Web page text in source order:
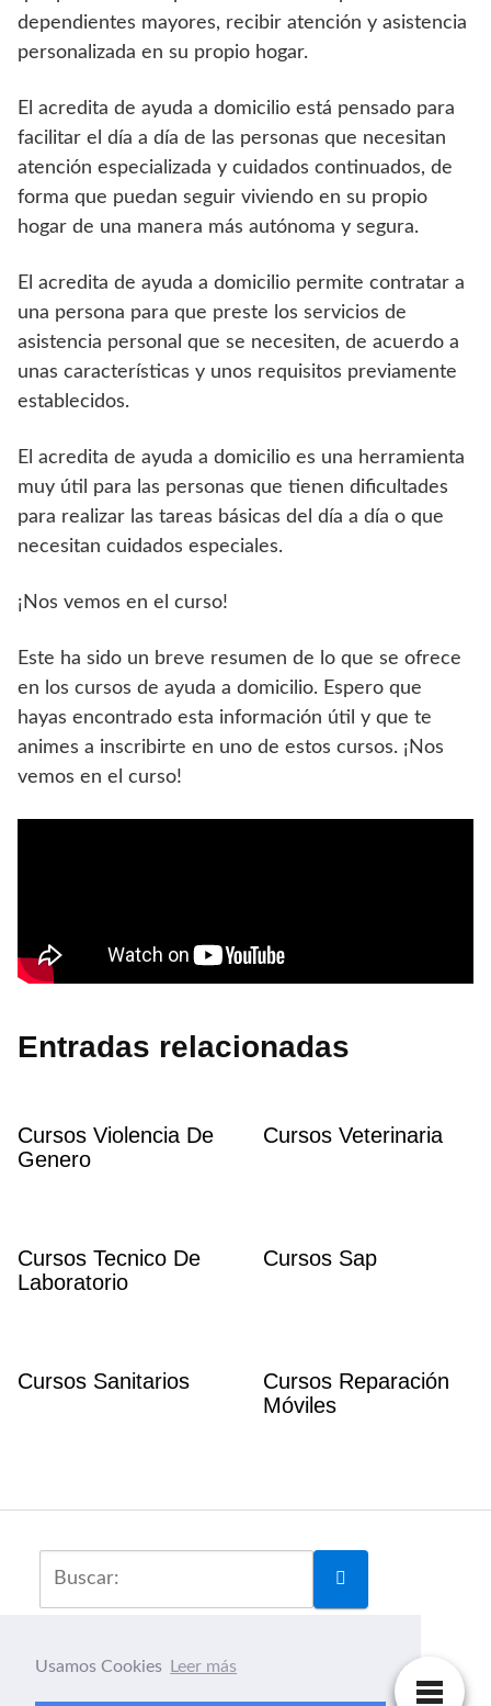
dependientes mayores, recibir atención y asistencia
personalizada en su propio hogar.
El acredita de ayuda a domicilio está pensado para
facilitar el día a día de las personas que necesitan
atención especializada y cuidados continuados, de
forma que puedan seguir viviendo en su propio
hogar de una manera más autónoma y segura.
El acredita de ayuda a domicilio permite contratar a
una persona para que preste los servicios de
asistencia personal que se necesiten, de acuerdo a
unas características y unos requisitos previamente
establecidos.
El acredita de ayuda a domicilio es una herramienta
muy útil para las personas que tienen dificultades
para realizar las tareas básicas del día a día o que
necesitan cuidados especiales.
¡Nos vemos en el curso!
Este ha sido un breve resumen de lo que se ofrece
en los cursos de ayuda a domicilio. Espero que
hayas encontrado esta información útil y que te
animes a inscribirte en uno de estos cursos. ¡Nos
vemos en el curso!
Entradas relacionadas
Cursos Violencia De
Genero
Cursos Veterinaria
Cursos Tecnico De
Laboratorio
Cursos Sap
Cursos Sanitarios
Cursos Reparación
Móviles
Los Mejores Cursos de Formacion Online Gratis
Usamos Cookies Leer más